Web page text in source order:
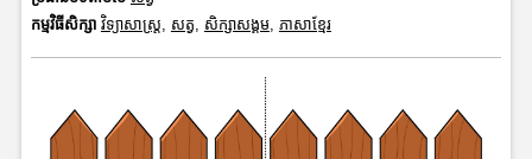
កម្មវិធីសិក្សា វិទ្យាសាស្រ្ត, សត្វ, សិក្សាសង្គម, ភាសាខ្មែរ